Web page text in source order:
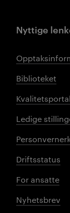
Nyttige
Biblioteket
Ledige
Driftsstatus
For ansatte
Nyhetsbrev